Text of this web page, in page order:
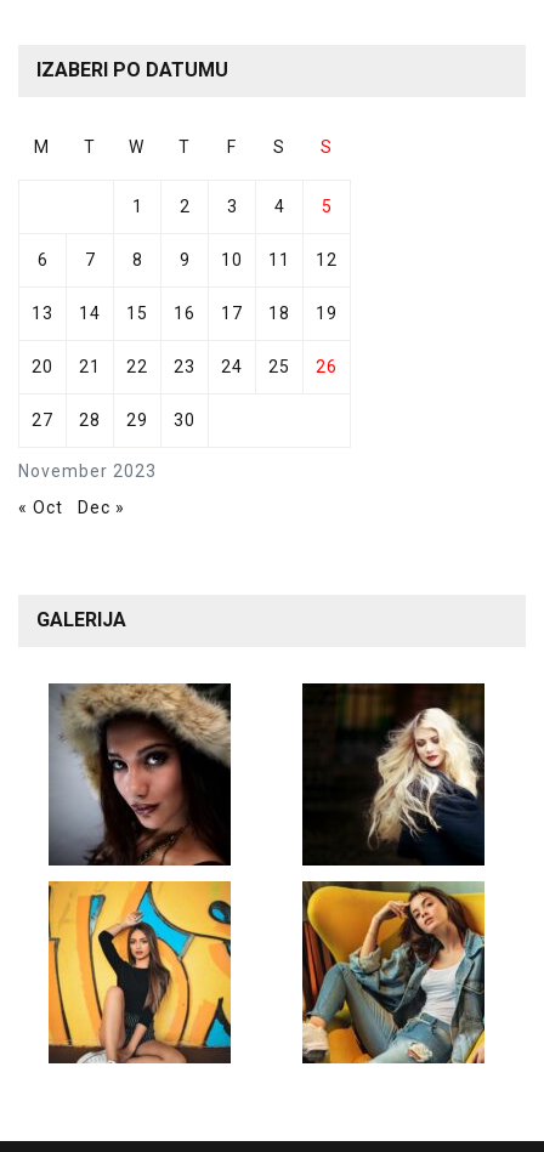
IZABERI PO DATUMU
November 2023
M T W T F S S
1 2 3 4 5
6 7 8 9 10 11 12
13 14 15 16 17 18 19
20 21 22 23 24 25 26
27 28 29 30
« Oct Dec »
GALERIJA